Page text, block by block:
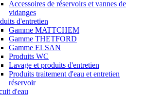
Accessoires de réservoirs et vannes de
vidanges
d'entretien
Gamme MATTCHEM
Gamme THETFORD
Gamme ELSAN
Produits WC
Lavage et produits d'entretien
Produits traitement d'eau et entretien
réservoir
d'eau